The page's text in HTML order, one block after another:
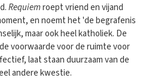
Requiemroept vriend en vijand
en noemt het 'de begrafenis
maar ook heel katholiek. De
voorwaarde voor de ruimte voor
laat staan duurzaam van de
andere kwestie.